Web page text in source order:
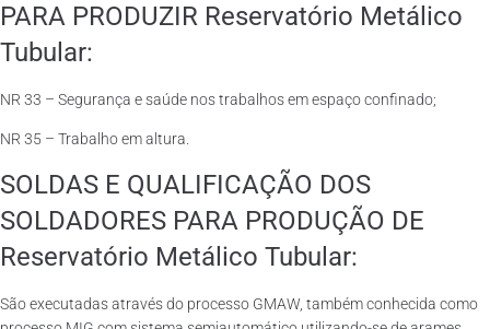
PARA PRODUZIR Reservatório Metálico
Tubular:
NR 33 – Segurança e saúde nos trabalhos em espaço confinado;
NR 35 – Trabalho em altura.
SOLDAS E QUALIFICAÇÃO DOS
SOLDADORES PARA PRODUÇÃO DE
Reservatório Metálico Tubular:
São executadas através do processo GMAW, também conhecida como